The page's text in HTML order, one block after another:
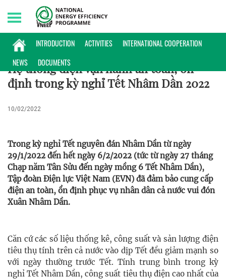
INTRODUCTION ACTIVITIES
INTERNATIONAL COOPERATION
NEWS
DOCUMENTS
Saturday, 08/08/2026 | 14:31 GMT+7
KINH NGHIỆM TRIỂN KHAI
Hệ thống điện vận hành an toàn, ổn
định trong kỳ nghỉ Tết Nhâm Dần 2022
10/02/2022
Trong kỳ nghỉ Tết nguyên đán Nhâm Dần từ ngày
29/1/2022 đến hết ngày 6/2/2022 (tức từ ngày 27 tháng
Chạp năm Tân Sửu đến ngày mồng 6 Tết Nhâm Dần),
Tập đoàn Điện lực Việt Nam (EVN) đã đảm bảo cung cấp
điện an toàn, ổn định phục vụ nhân dân cả nước vui đón
Xuân Nhâm Dần.
Căn cứ các số liệu thống kê, công suất và sản lượng điện
tiêu thụ tính trên cả nước vào dịp Tết đều giảm mạnh so
với ngày thường trước Tết. Tính trung bình trong kỳ
nghỉ Tết Nhâm Dần, công suất tiêu thụ điện cao nhất của